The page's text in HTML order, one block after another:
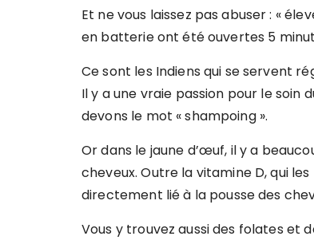
Et ne vous laissez pas abuser : «
en batterie ont été ouvertes 5
Ce sont les Indiens qui se servent
Il y a une vraie passion pour le soin
devons le mot « shampoing ».
Or dans le jaune d’œuf, il y a
cheveux. Outre la vitamine D, qui
directement lié à la pousse des
Vous y trouvez aussi des folates et